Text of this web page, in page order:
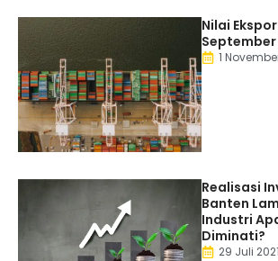
Nilai
1
Realisasi
Banten
Industri
Diminati?
29 Juli 2021